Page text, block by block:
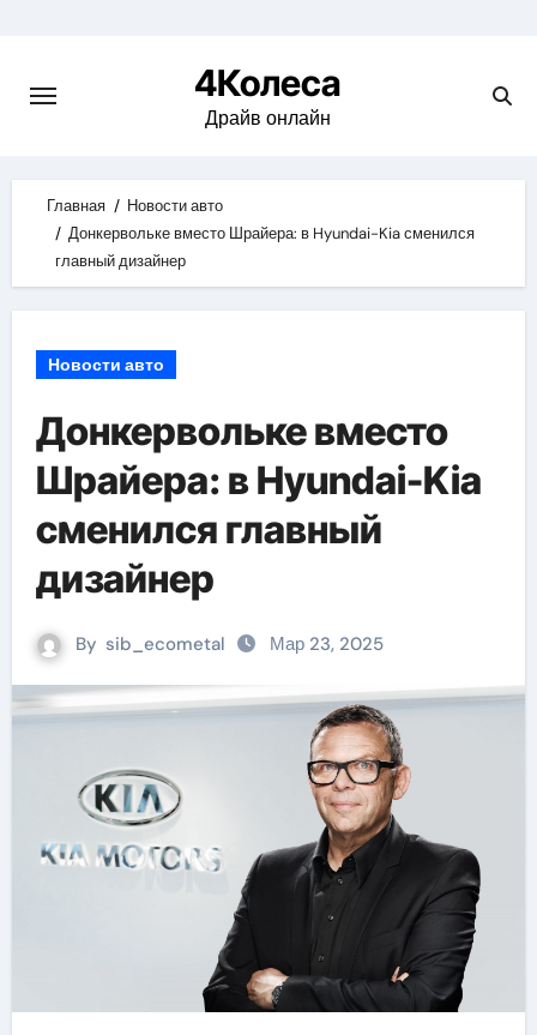
content
4Колеса
Драйв онлайн
Главная
Новости авто
Донкервольке вместо Шрайера: в Hyundai-Kia сменился
главный дизайнер
Новости авто
Донкервольке вместо
Шрайера: в Hyundai-Kia
сменился главный
дизайнер
By sib_ecometal Мар 23, 2025